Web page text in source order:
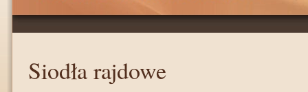
Siodła rajdowe